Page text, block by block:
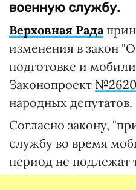
военную службу.
Верховная Рада
изменения в закон
подготовке и
Законопроект №2620
народных депутатов.
Согласно закону,
службу во время
период не подлежат